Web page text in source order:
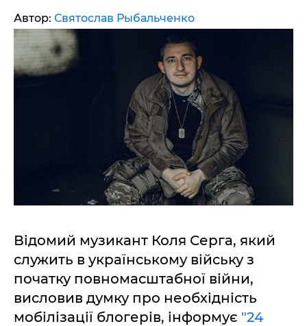
Автор: Святослав Рыбальченко
Відомий музикант Коля Серга, який
служить в українському війську з
початку повномасштабної війни,
висловив думку про необхідність
мобілізації блогерів, інформує "24